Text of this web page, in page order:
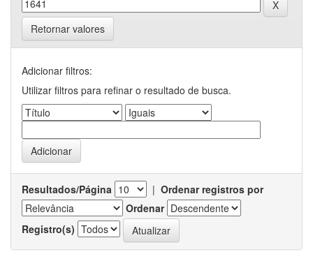
Retornar valores
Adicionar filtros:
Utilizar filtros para refinar o resultado de busca.
Resultados/Página | Ordenar registros por
Ordenar
Registro(s)